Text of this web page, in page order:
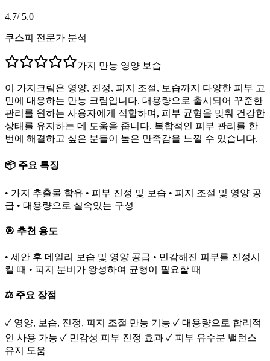
4.7/ 5.0
쿠스피 전문가 분석
가지 만능 영양 보습
이 가지크림은 영양, 진정, 피지 조절, 보습까지 다양한 피부 고
민에 대응하는 만능 크림입니다. 대용량으로 출시되어 꾸준한
관리를 원하는 사용자에게 적합하며, 피부 균형을 맞춰 건강한
상태를 유지하는 데 도움을 줍니다. 복합적인 피부 관리를 한
번에 해결하고 싶은 분들이 높은 만족감을 느낄 수 있습니다.
📦 주요 특징
• 가지 추출물 함유 • 피부 진정 및 보습 • 피지 조절 및 영양 공
급 • 대용량으로 실속있는 구성
🎯 추천 용도
• 세안 후 데일리 보습 및 영양 공급 • 민감해진 피부를 진정시
킬 때 • 피지 분비가 왕성하여 균형이 필요할 때
⚖️ 주요 장점
✓ 영양, 보습, 진정, 피지 조절 만능 기능 ✓ 대용량으로 합리적
인 사용 가능 ✓ 민감성 피부 진정 효과 ✓ 피부 유수분 밸런스
유지 도움